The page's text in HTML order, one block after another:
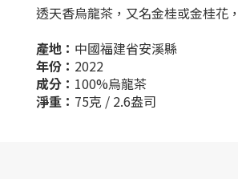
透天香烏龍茶，又名金桂或金桂花
產地： 中國福建省安溪縣
年份： 2022
成分： 100%烏龍茶
淨重： 75克 / 2.6盎司